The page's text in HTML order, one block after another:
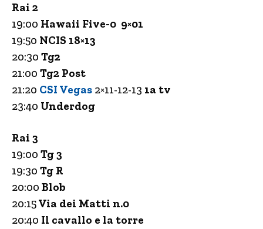
Rai 2
19:00 Hawaii Five-0 9×01
19:50 NCIS 18×13
20:30 Tg2
21:00 Tg2 Post
21:20 CSI Vegas 2×11-12-13 1a tv
23:40 Underdog
Rai 3
19:00 Tg 3
19:30 Tg R
20:00 Blob
20:15Via dei Matti n.0
20:40 Il cavallo e la torre